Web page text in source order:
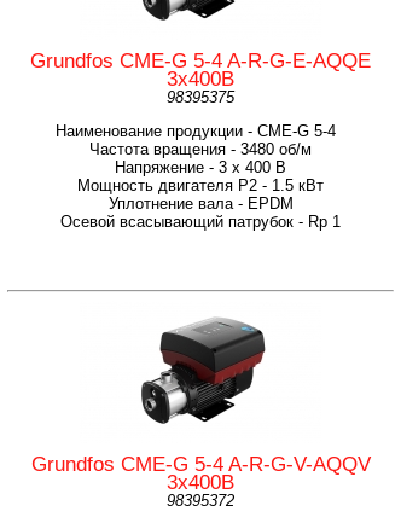
Grundfos CME-G 5-4 A-R-G-E-AQQE
3х400В
98395375
Наименование продукции - CME-G 5-4
Частота вращения - 3480 об/м
Напряжение - 3 х 400 В
Мощность двигателя P2 - 1.5 кВт
Уплотнение вала - EPDM
Осевой всасывающий патрубок - Rp 1
Grundfos CME-G 5-4 A-R-G-V-AQQV
3х400В
98395372